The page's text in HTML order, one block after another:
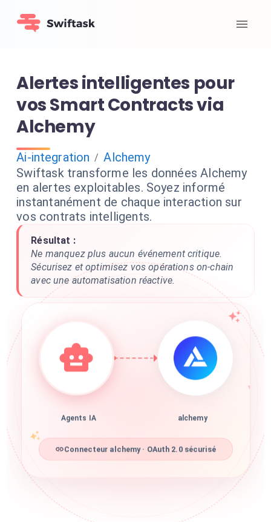
Alertes intelligentes pour
vos Smart Contracts via
Alchemy
Ai-integration / Alchemy
Swiftask transforme les données Alchemy
en alertes exploitables. Soyez informé
instantanément de chaque interaction sur
vos contrats intelligents.
Résultat :
Ne manquez plus aucun événement critique.
Sécurisez et optimisez vos opérations on-chain
avec une automatisation réactive.
Agents IA alchemy
Connecteur alchemy · OAuth 2.0 sécurisé